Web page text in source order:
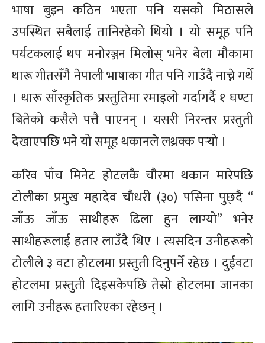
भाषा बुझ्न कठिन भएता पनि यसको मिठासले
उपस्थित सबैलाई तानिरहेको थियो । यो समूह पनि
पर्यटकलाई थप मनोरञ्जन मिलोस् भनेर बेला मौकामा
थारू गीतसँगै नेपाली भाषाका गीत पनि गाउँदै नाच्ने गर्थे
। थारू साँस्कृतिक प्रस्तुतिमा रमाइलो गर्दागर्दै १ घण्टा
बितेको कसैले पत्तै पाएनन् । यसरी निरन्तर प्रस्तुती
देखाएपछि भने यो समूह थकानले लथ्रक्क पर्‍यो ।
करिव पाँच मिनेट होटलकै चौरमा थकान मारेपछि
टोलीका प्रमुख महादेव चौधरी (३०) पसिना पुछ्दै “
जाँऊ जाँऊ साथीहरू ढिला हुन लाग्यो” भनेर
साथीहरूलाई हतार लाउँदै थिए । त्यसदिन उनीहरूको
टोलीले ३ वटा होटलमा प्रस्तुती दिनुपर्ने रहेछ । दुईवटा
होटलमा प्रस्तुती दिइसकेपछि तेस्रो होटलमा जानका
लागि उनीहरू हतारिएका रहेछन् ।